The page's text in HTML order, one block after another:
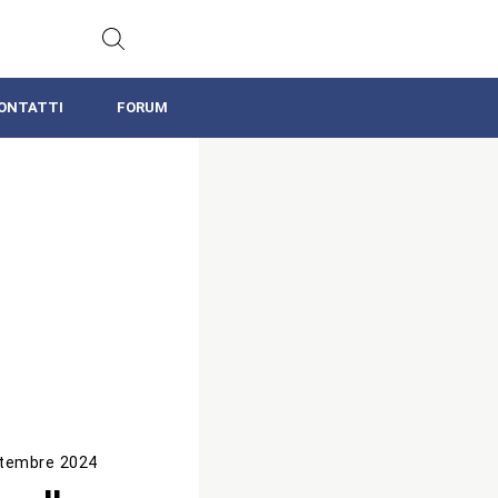
FORUM
2024